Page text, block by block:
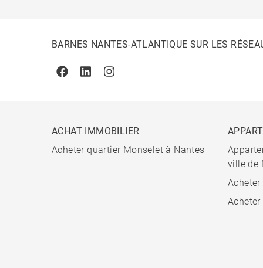
BARNES NANTES-ATLANTIQUE SUR LES
FacebookLinkedinInstagram
ACHAT IMMOBILIER
Acheter quartier Monselet à Nantes
ville de